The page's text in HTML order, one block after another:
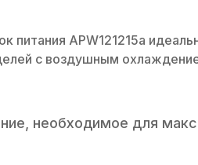
APW121215a
с воздушным
необходимое для